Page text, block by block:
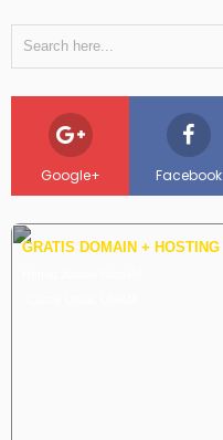
Google+ Facebook
GRATIS DOMAIN + HOSTING